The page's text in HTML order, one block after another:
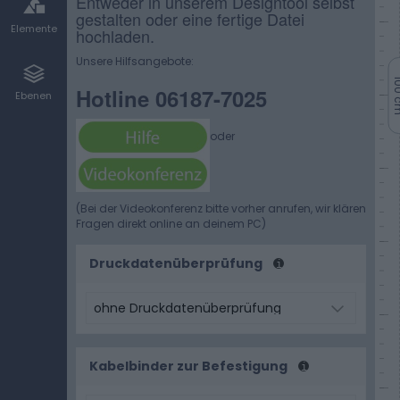
Elemente
Ebenen
gestalten oder eine fertige Datei
hochladen.
Unsere Hilfsangebote:
Hotline 06187-7025
oder
(Bei der Videokonferenz bitte vorher anrufen, wir klären
Fragen direkt online an deinem PC)
Druckdatenüberprüfung
Kabelbinder zur Befestigung